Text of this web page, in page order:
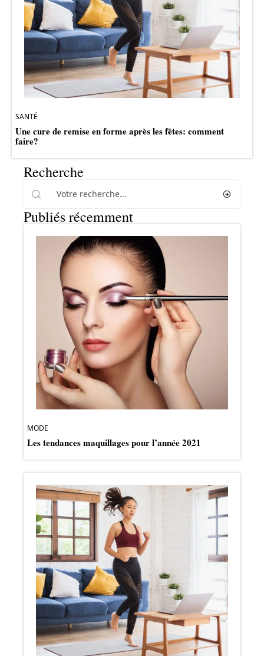
SANTÉ
Une cure de remise en forme après les fêtes: comment
faire?
Recherche
Publiés récemment
MODE
Les tendances maquillages pour l’année 2021